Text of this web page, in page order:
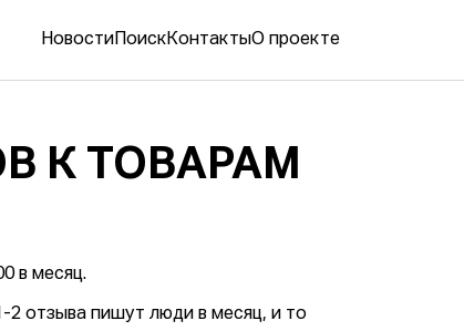
Новости ПоискКонтактыО проекте
К ТОВАРАМ
в месяц.
2 отзыва пишут люди в месяц, и то